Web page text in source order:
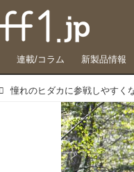
連載/コラム 新製品情報